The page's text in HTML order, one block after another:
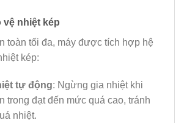
vệ nhiệt kép
toàn tối đa, máy được tích hợp hệ
kép:
tự động: Ngừng gia nhiệt khi
trong đạt đến mức quá cao, tránh
nhiệt.